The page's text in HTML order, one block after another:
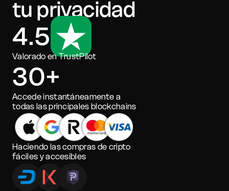
tu privacidad
4.5
Valorado en TrustPilot
30+
Accede instantáneamente a
todas las principales blockchains
Haciendo las compras de cripto
fáciles y accesibles